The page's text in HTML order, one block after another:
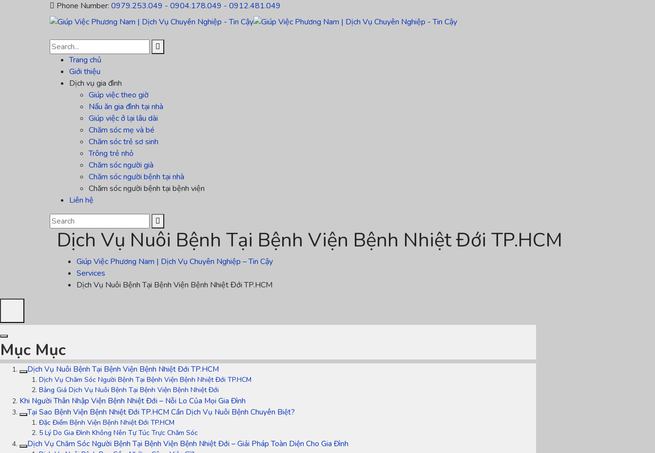
Phone Number: 0979.253.049 - 0904.178.049 - 0912.481.049
Trang chủ
Giới thiệu
Dịch vụ gia đình
Giúp việc theo giờ
Nấu ăn gia đình tại nhà
Giúp việc ở lại lâu dài
Chăm sóc mẹ và bé
Chăm sóc trẻ sơ sinh
Trông trẻ nhỏ
Chăm sóc người già
Chăm sóc người bệnh tại nhà
Chăm sóc người bệnh tại bệnh viện
Liên hệ
Dịch Vụ Nuôi Bệnh Tại Bệnh Viện Bệnh Nhiệt Đới TP.HCM
Giúp Việc Phương Nam | Dịch Vụ Chuyên Nghiệp – Tin Cậy
Services
Dịch Vụ Nuôi Bệnh Tại Bệnh Viện Bệnh Nhiệt Đới TP.HCM
Mục Mục
Dịch Vụ Nuôi Bệnh Tại Bệnh Viện Bệnh Nhiệt Đới TP.HCM
Dịch Vụ Chăm Sóc Người Bệnh Tại Bệnh Viện Bệnh Nhiệt Đới TP.HCM
Bảng Giá Dịch Vụ Nuôi Bệnh Tại Bệnh Viện Bệnh Nhiệt Đới
Khi Người Thân Nhập Viện Bệnh Nhiệt Đới – Nỗi Lo Của Mọi Gia Đình
Tại Sao Bệnh Viện Bệnh Nhiệt Đới TP.HCM Cần Dịch Vụ Nuôi Bệnh Chuyên Biệt?
Đặc Điểm Bệnh Viện Bệnh Nhiệt Đới TP.HCM
5 Lý Do Gia Đình Không Nên Tự Túc Trực Chăm Sóc
Dịch Vụ Chăm Sóc Người Bệnh Tại Bệnh Viện Bệnh Nhiệt Đới – Giải Pháp Toàn Diện Cho Gia Đình